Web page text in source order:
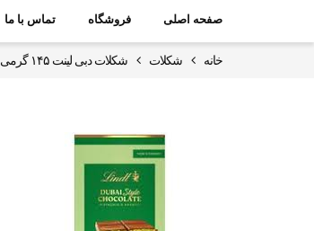
صفحه اصلی فروشگاه تماس با ما
خانه شکلات شکلات دبی لینت ۱۴۵ گرمی